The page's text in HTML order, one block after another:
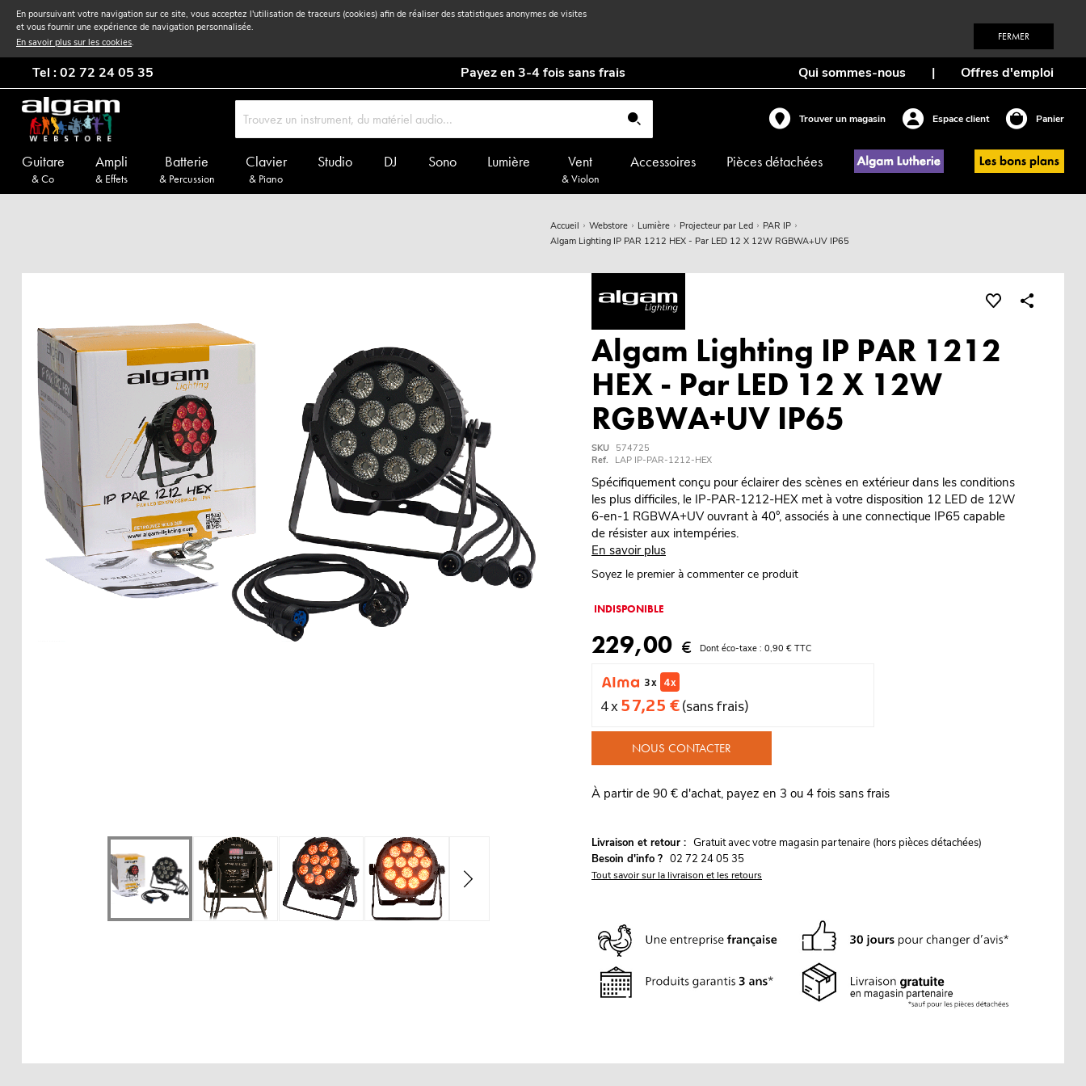
En poursuivant votre navigation sur ce site, vous acceptez l'utilisation de traceurs (cookies) afin de réaliser des statistiques anonymes de visites
et vous fournir une expérience de navigation personnalisée.
En savoir plus sur les cookies. FERMER
Tel : 02 72 24 05 35 Payez en 3-4 fois sans frais Qui sommes-nous | Offres d'emploi
Trouver un magasin Espace client Panier
Guitare
& Co
Ampli
& Effets
Batterie
& Percussion
Clavier
& Piano
Studio DJ Sono Lumière Vent
& Violon
Accessoires Pièces détachées
Accueil Webstore Lumière Projecteur par Led
PAR IP
Algam Lighting IP PAR 1212 HEX - Par LED 12 X 12W RGBWA+UV IP65
Algam Lighting IP PAR 1212
HEX - Par LED 12 X 12W
RGBWA+UV IP65
SKU 574725
Ref.
LAP IP-PAR-1212-HEX
Spécifiquement conçu pour éclairer des scènes en extérieur dans les conditions
les plus difficiles, le IP-PAR-1212-HEX met à votre disposition 12 LED de 12W
6-en-1 RGBWA+UV ouvrant à 40°, associés à une connectique IP65 capable
de résister aux intempéries.
En savoir plus
Soyez le premier à commenter ce produit
INDISPONIBLE
229,00 € Dont éco-taxe : 0,90 € TTC
3 x 4 x
4 x 57,25 €(sans frais)
NOUS CONTACTER
À partir de 90 € d'achat, payez en 3 ou 4 fois sans frais
Livraison et retour : Gratuit avec votre magasin partenaire (hors pièces détachées)
Besoin d'info ? 02 72 24 05 35
Tout savoir sur la livraison et les retours